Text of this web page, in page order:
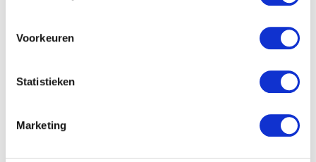
locatie, die tot een paar meter nauwkeurig kan zijn
scannen op specifieke eigenschappen (fingerprinting)
detailgedeeltein.
U kunt uw toestemming op elk moment wijzigen of
We gebruiken cookies om content en advertenties te
personaliseren, om functies voor social media te bieden
Voorkeuren
Statistieken
Marketing